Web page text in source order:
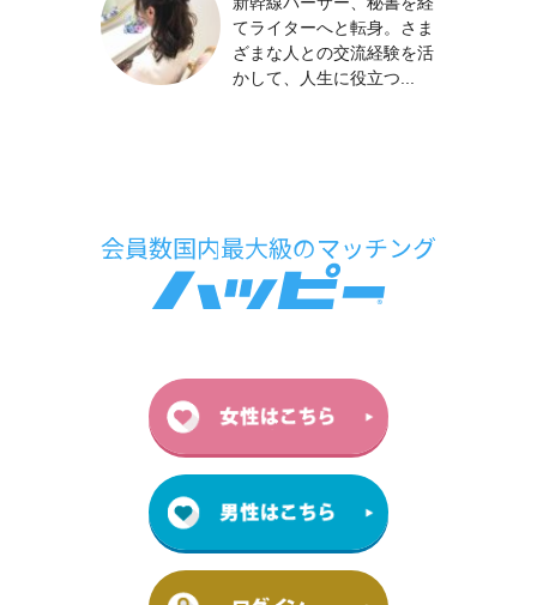
てライターへと転身。さま
ざまな人との交流経験を活
かして、人生に役立つ...